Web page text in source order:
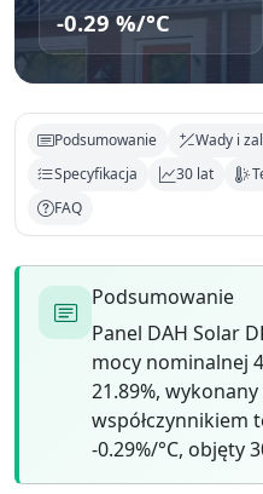
-0.29 %/°C
Podsumowanie Wady i
Specyfikacja
30 lat
FAQ
Podsumowanie
Panel DAH Solar
mocy nominalnej
21.89%,
współczynnikiem
-0.29%/°C, objęty